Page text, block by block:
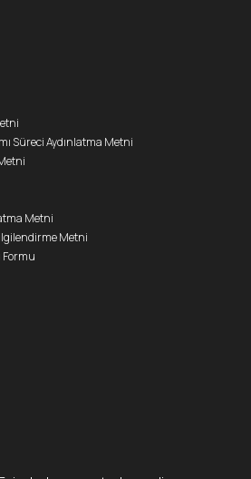
Süreci Aydınlatma Metni
Metni
Metni